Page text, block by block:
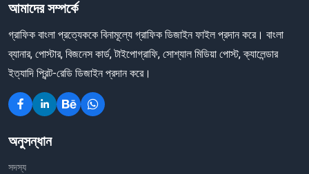
আমাদের সম্পর্কে
গ্রাফিক বাংলা প্রত্যেককে বিনামূল্যে গ্রাফিক ডিজাইন ফাইল প্রদান করে। বাংলা
ব্যানার, পোস্টার, বিজনেস কার্ড, টাইপোগ্রাফি, সোশ্যাল মিডিয়া পোস্ট, ক্যালেন্ডার
ইত্যাদি প্রিন্ট-রেডি ডিজাইন প্রদান করে।
অনুসন্ধান
সদস্য